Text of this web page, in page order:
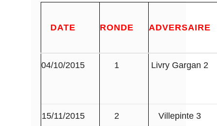
DATE RONDE ADVERSAIRE
04/10/2015 1 Livry Gargan 2
15/11/2015 2 Villepinte 3